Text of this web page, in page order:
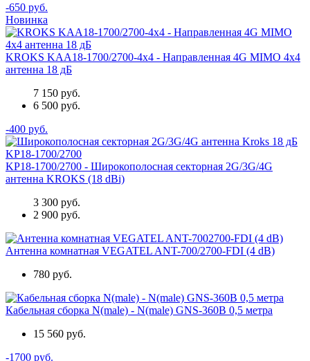
-650 руб.
Новинка
KROKS KAA18-1700/2700-4x4 - Направленная 4G MIMO 4x4
антенна 18 дБ
7 150 руб.
6 500 руб.
-400 руб.
KP18-1700/2700 - Широкополосная секторная 2G/3G/4G
антенна KROKS (18 dBi)
3 300 руб.
2 900 руб.
Антенна комнатная VEGATEL ANT-700/2700-FDI (4 dB)
780 руб.
Кабельная сборка N(male) - N(male) GNS-360B 0,5 метра
15 560 руб.
-1700 руб.